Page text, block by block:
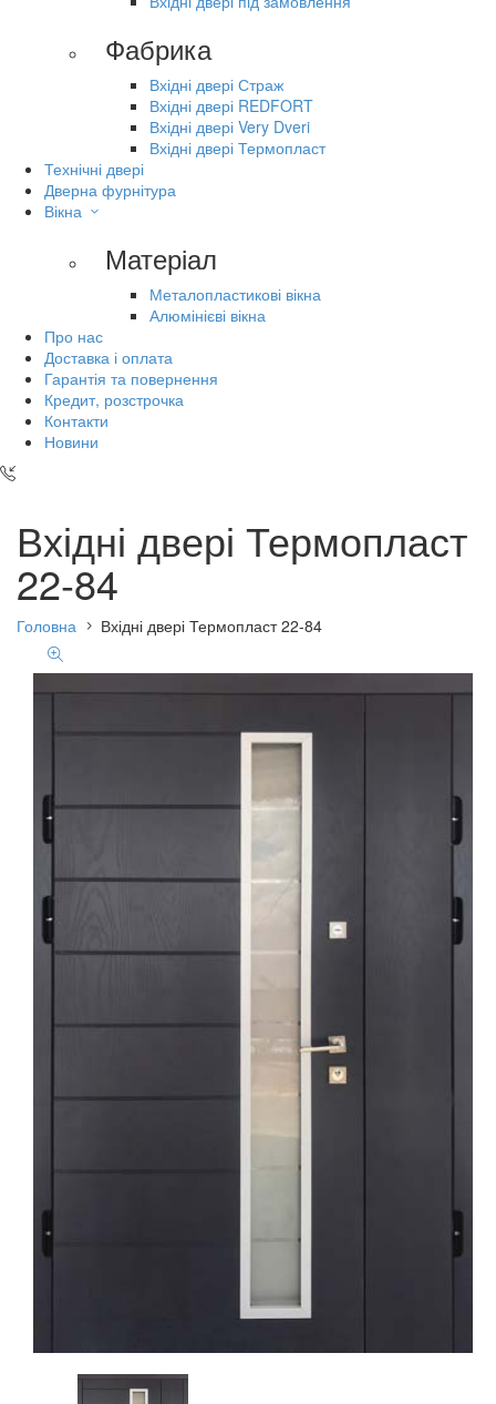
Фабрика
Вхідні двері Страж
Вхідні двері REDFORT
Вхідні двері Very Dveri
Вхідні двері Термопласт
Технічні двері
Дверна фурнітура
Вікна
Матеріал
Металопластикові вікна
Алюмінієві вікна
Про нас
Доставка і оплата
Гарантія та повернення
Кредит, розстрочка
Контакти
Новини
Вхідні двері Термопласт
22-84
Головна Вхідні двері Термопласт 22-84